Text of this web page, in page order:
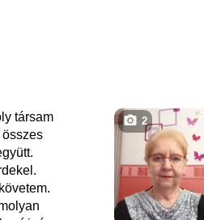
társam
összes
2